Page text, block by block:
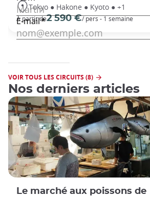
Tokyo ● Hakone ● Kyoto ● +1
À partir de2 590 €/ pers - 1 semaine
VOIR TOUS LES CIRCUITS (8)
Nos derniers articles
Le marché aux poissons de